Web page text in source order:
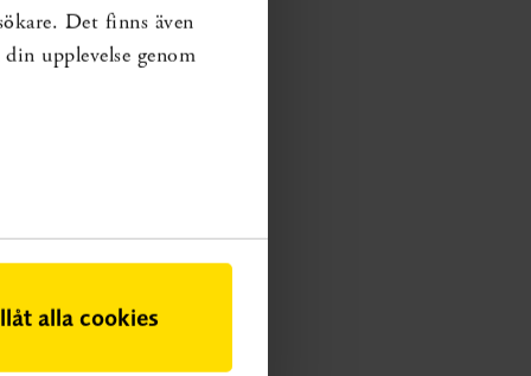
Det finns även
upplevelse genom
alla cookies
års